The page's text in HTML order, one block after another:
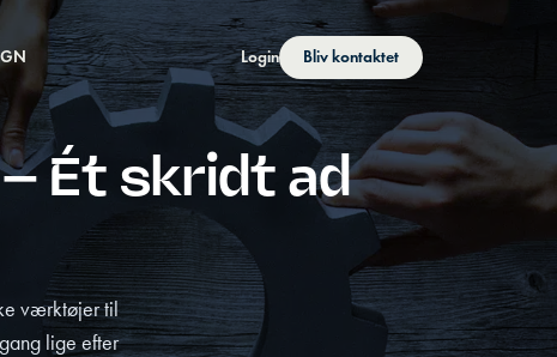
Login Bliv kontaktet
Ét skridt ad
værktøjer til
lige efter